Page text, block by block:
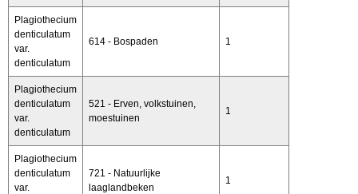
Plagiothecium
denticulatum
var.
denticulatum
614 - Bospaden 1
Plagiothecium
denticulatum
var.
denticulatum
521 - Erven, volkstuinen,
moestuinen
1
Plagiothecium
denticulatum
var.
721 - Natuurlijke
laaglandbeken
1